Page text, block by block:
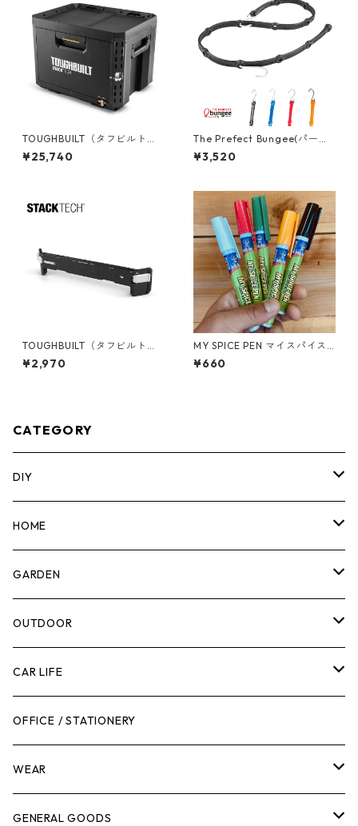
TOUGHBUILT（タフビルト）S
TACK TECH(スタックテック) 1
ドロワーボックス（サイドロ
¥25,740
The Prefect Bungee(パーフ
ェクトバンジー) アジャスタブ
ル バンジーストラップ [48"/1
¥3,520
TOUGHBUILT（タフビルト）S
TACK TECH(スタックテック)
サイドバー TB-B1-A-30
¥2,970
MY SPICE PEN マイスパイス
ペン 携帯用 ペン型調味料ケー
ス MY-SPICE
¥660
CATEGORY
DIY
マーカー
計測機器
腰袋・ツールホルスター
工具箱
作業台
脚立
ケミカル
HOME
5ガロンバケツ
キッチン
日用品
ボディケア
GARDEN
剪定ばさみ
ガーデンツール
ガーデンチェア
キャビネット・ツールハンガー
冬季用品
OUTDOOR
スツール
バンジーバンド
ストレージボックス
クーラーボックス
CAR LIFE
メンテナンスグッズ
車内グッズ
車外グッズ
OFFICE / STATIONERY
WEAR
トップス
GENERAL GOODS